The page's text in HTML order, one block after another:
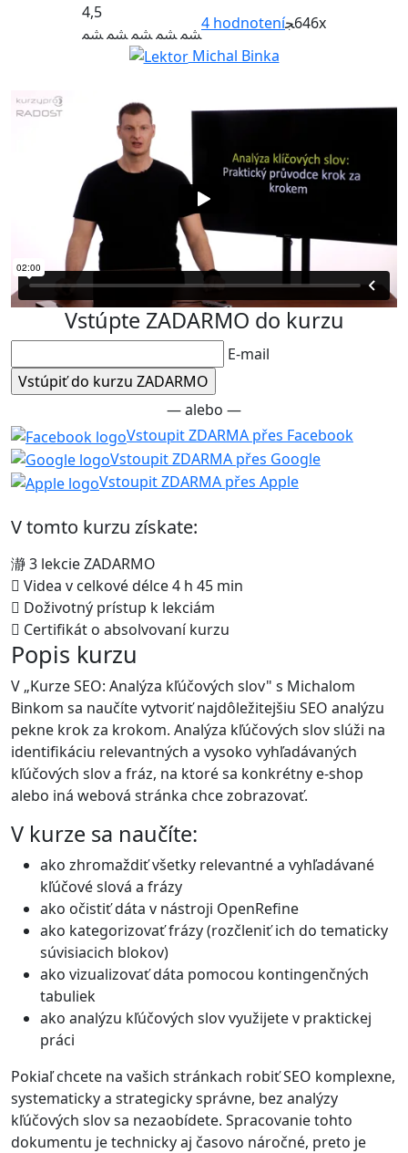
4,5
4 hodnotení 646x
Michal Binka
Vstúpte ZADARMO do kurzu
E-mail
— alebo —
Vstoupit ZDARMA přes Facebook
Vstoupit ZDARMA přes Google
Vstoupit ZDARMA přes Apple
V tomto kurzu získate:
3 lekcie ZADARMO
Videa v celkové délce 4 h 45 min
Doživotný prístup k lekciám
Certifikát o absolvovaní kurzu
Popis kurzu
V „Kurze SEO: Analýza kľúčových slov" s Michalom
Binkom sa naučíte vytvoriť najdôležitejšiu SEO analýzu
pekne krok za krokom. Analýza kľúčových slov slúži na
identifikáciu relevantných a vysoko vyhľadávaných
kľúčových slov a fráz, na ktoré sa konkrétny e-shop
alebo iná webová stránka chce zobrazovať.
V kurze sa naučíte:
ako zhromaždiť všetky relevantné a vyhľadávané
kľúčové slová a frázy
ako očistiť dáta v nástroji OpenRefine
ako kategorizovať frázy (rozčleniť ich do tematicky
súvisiacich blokov)
ako vizualizovať dáta pomocou kontingenčných
tabuliek
ako analýzu kľúčových slov využijete v praktickej
práci
Pokiaľ chcete na vašich stránkach robiť SEO komplexne,
systematicky a strategicky správne, bez analýzy
kľúčových slov sa nezaobídete. Spracovanie tohto
dokumentu je technicky aj časovo náročné, preto je